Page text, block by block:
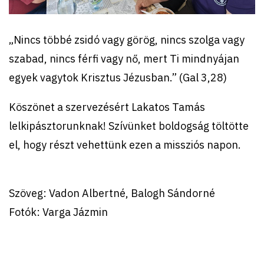
„Nincs többé zsidó vagy görög, nincs szolga vagy
szabad, nincs férfi vagy nő, mert Ti mindnyájan
egyek vagytok Krisztus Jézusban.” (Gal 3,28)
Köszönet a szervezésért Lakatos Tamás
lelkipásztorunknak! Szívünket boldogság töltötte
el, hogy részt vehettünk ezen a missziós napon.
Szöveg: Vadon Albertné, Balogh Sándorné
Fotók: Varga Jázmin